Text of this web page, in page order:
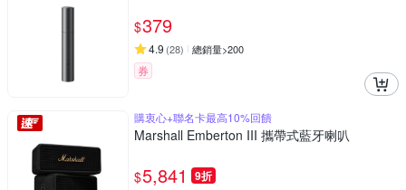
$379
4.9 (28) 總銷量>200
券
購衷心+聯名卡最高10%回饋
Marshall Emberton III 攜帶式藍牙喇叭
$5,841 9折